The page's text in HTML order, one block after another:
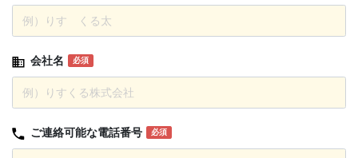
会社名 必須
ご連絡可能な電話番号 必須